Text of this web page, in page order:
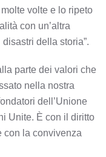
volte e lo ripeto
con un’altra
della storia”.
parte dei valori che
nella nostra
dell’Unione
Unite. È con il diritto
con la convivenza